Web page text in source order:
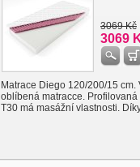
3069 Kč
3069
Matrace Diego 120/200/15 cm.
oblíbená matracce. Profilovaná
T30 má masážní vlastnosti.